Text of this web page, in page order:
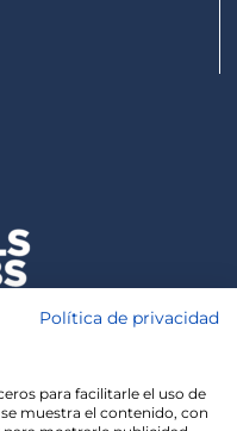
Política de privacidad
para facilitarle el uso de
muestra el contenido, con